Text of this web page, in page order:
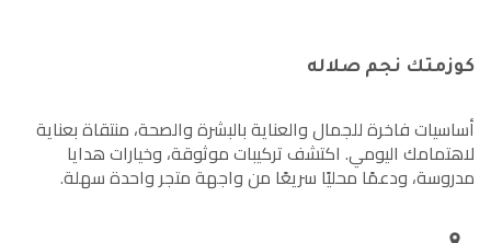
كوزمتك نجم صلاله
أساسيات فاخرة للجمال والعناية بالبشرة والصحة، منتقاة بعناية
لاهتمامك اليومي. اكتشف تركيبات موثوقة، وخيارات هدايا
مدروسة، ودعمًا محليًا سريعًا من واجهة متجر واحدة سهلة.